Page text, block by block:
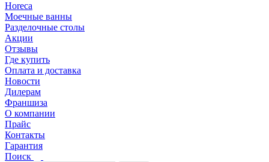
Horeca
Моечные ванны
Разделочные столы
Акции
Отзывы
Где купить
Оплата и доставка
Новости
Дилерам
Франшиза
О компании
Прайс
Контакты
Гарантия
Поиск